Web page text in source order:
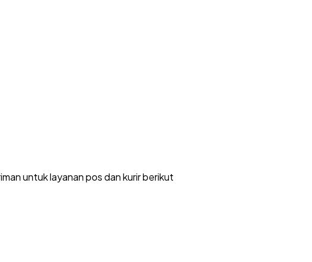
untuk layanan pos dan kurir berikut